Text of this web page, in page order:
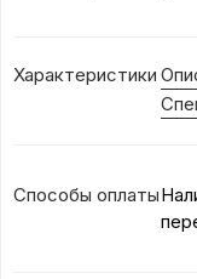
Характеристики
Способы оплаты